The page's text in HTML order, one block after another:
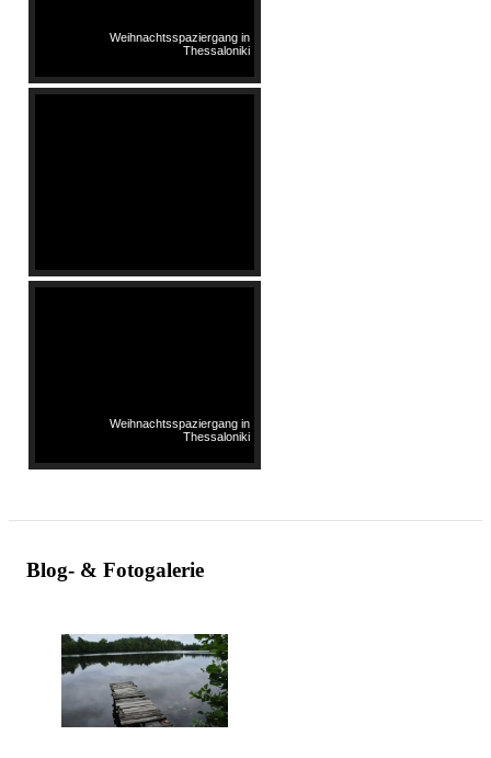
Weihnachtsspaziergang in
Thessaloniki
Weihnachtsspaziergang in
Thessaloniki
Blog- & Fotogalerie